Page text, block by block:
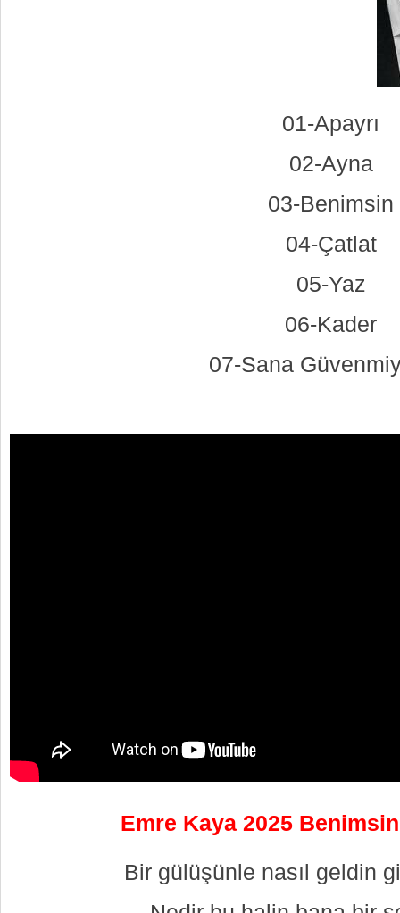
01-Apayrı
02-Ayna
03-Benimsin
04-Çatlat
05-Yaz
06-Kader
07-Sana
Emre Kaya 2025
Bir gülüşünle nasıl geldin